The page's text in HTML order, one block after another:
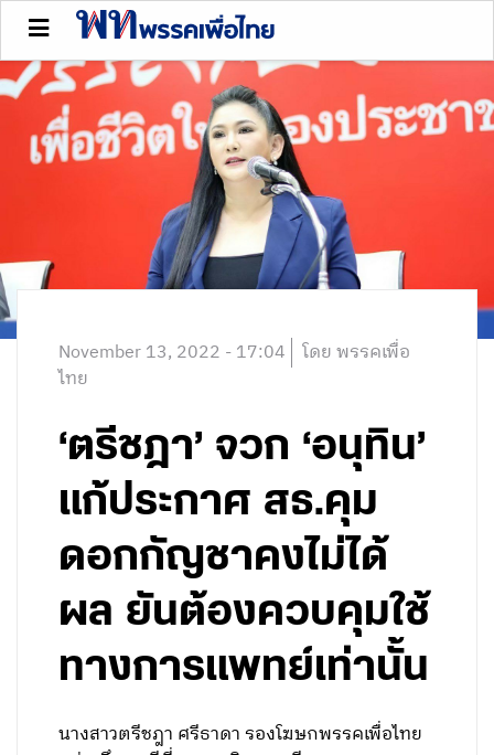
November 13, 2022 - 17:04 โดย พรรคเพื่อ
ไทย
‘ตรีชฎา’ จวก ‘อนุทิน’
แก้ประกาศ สธ.คุม
ดอกกัญชาคงไม่ได้
ผล ยันต้องควบคุมใช้
ทางการแพทย์เท่านั้น
นางสาวตรีชฎา ศรีธาดา รองโฆษกพรรคเพื่อไทย